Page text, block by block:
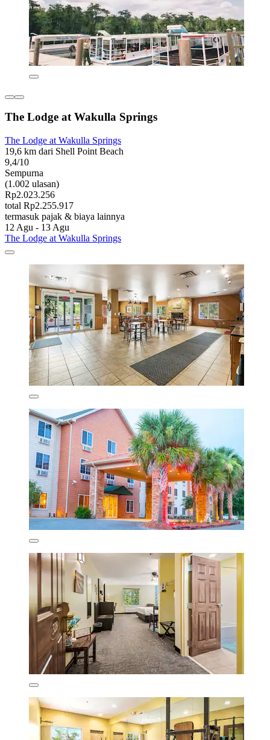
The Lodge at Wakulla Springs
The Lodge at Wakulla Springs
19,6 km dari Shell Point Beach
9,4/10
Sempurna
(1.002 ulasan)
Rp2.023.256
total Rp2.255.917
termasuk pajak & biaya lainnya
12 Agu - 13 Agu
The Lodge at Wakulla Springs